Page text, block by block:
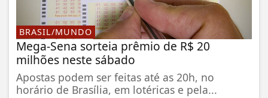
BRASIL/MUNDO
Mega-Sena sorteia prêmio de R$ 20
milhões neste sábado
Apostas podem ser feitas até as 20h, no
horário de Brasília, em lotéricas e pela...